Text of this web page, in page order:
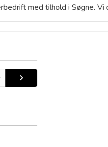
med tilhold i Søgne.